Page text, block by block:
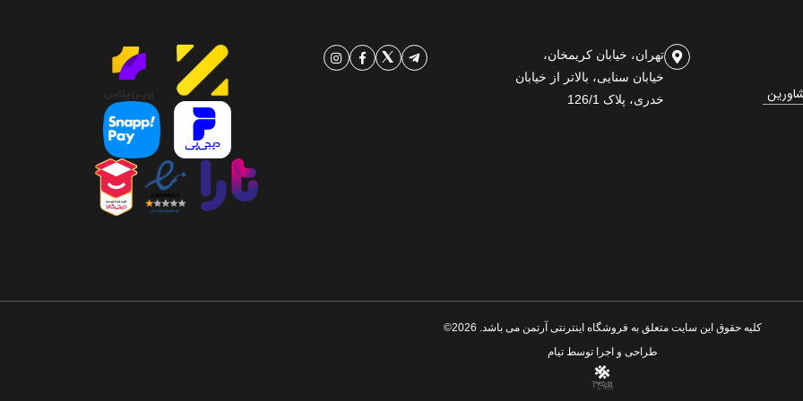
تهران، خیابان کریمخان،
خیابان سنایی، بالاتر از خیابان
خدری، پلاک 126/1
کلیه حقوق این سایت متعلق به فروشگاه اینترنتی آرتمن می باشد. 2026©
طراحی و اجرا توسطتیام